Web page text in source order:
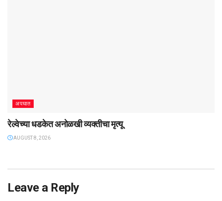
अपघात
रेल्वेच्या धडकेत अनोळखी व्यक्तीचा मृत्यू
AUGUST 8, 2026
Leave a Reply